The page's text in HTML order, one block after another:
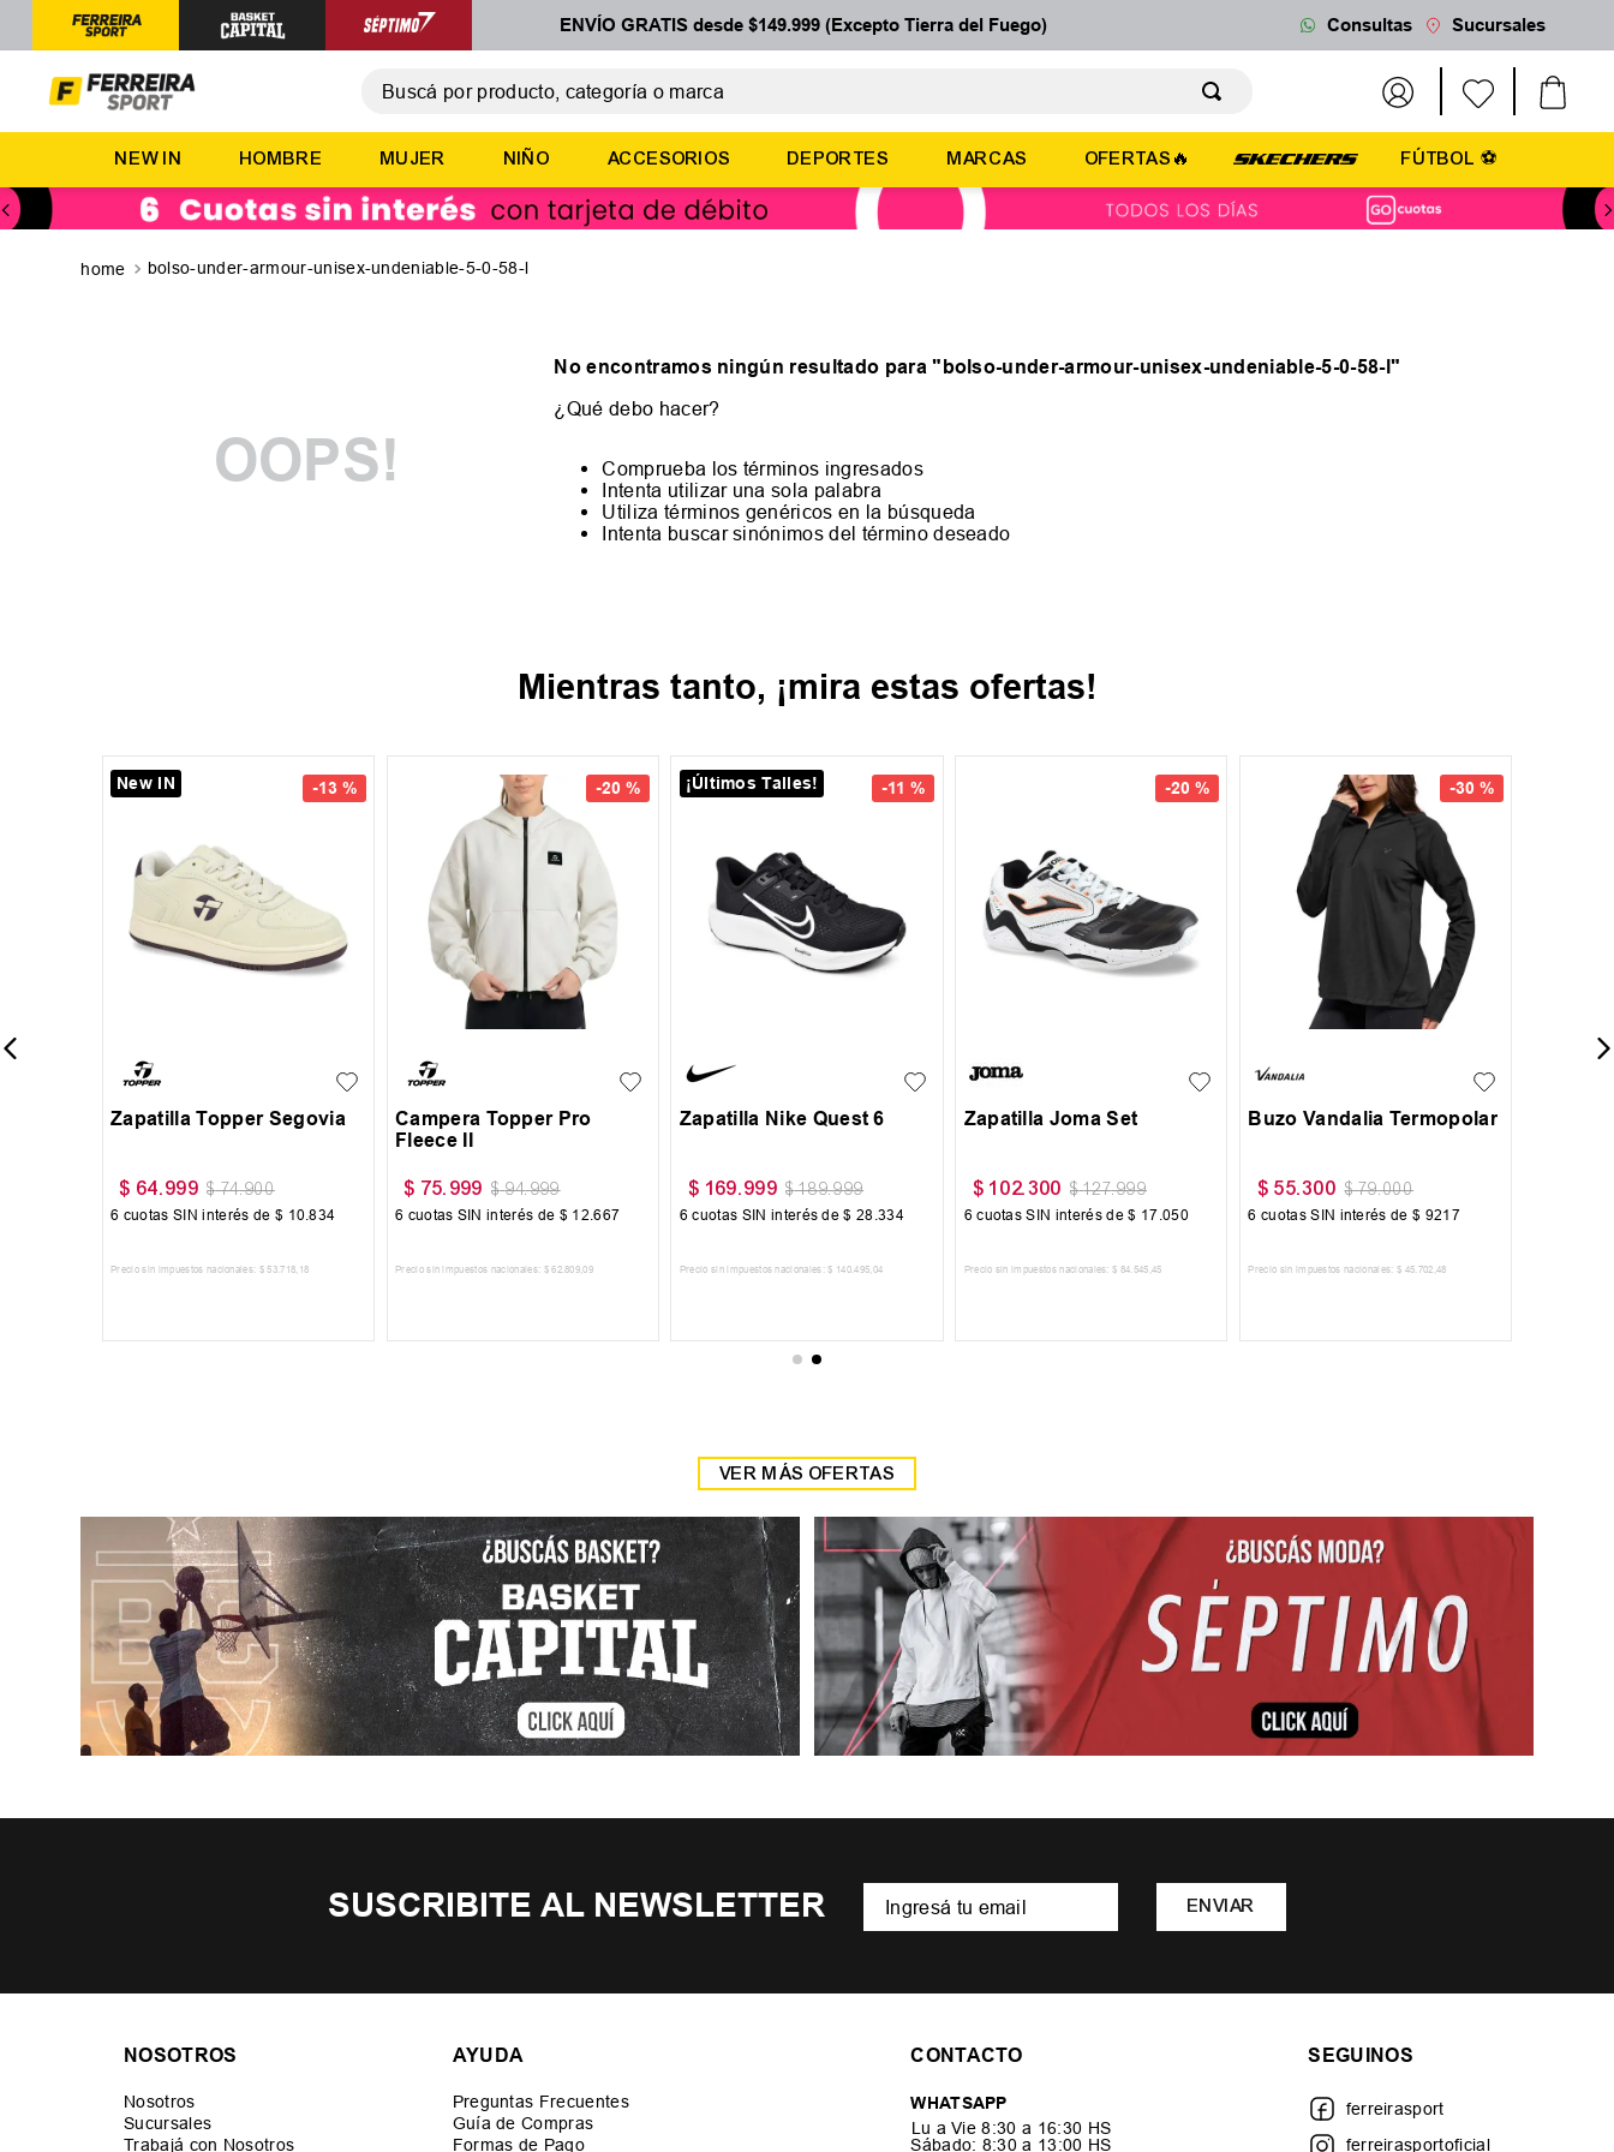
ENVÍO GRATIS desde $149.999 (Excepto Tierra del Fuego) Consultas Sucursales
NEW IN HOMBRE MUJER NIÑO ACCESORIOS DEPORTES MARCAS OFERTAS🔥 FÚTBOL ⚽
bolso-under-armour-unisex-undeniable-5-0-58-l
OOPS!
No encontramos ningún resultado para "bolso-under-armour-unisex-undeniable-5-0-58-l"
¿Qué debo hacer?
Comprueba los términos ingresados
Intenta utilizar una sola palabra
Utiliza términos genéricos en la búsqueda
Intenta buscar sinónimos del término deseado
Mientras tanto, ¡mira estas ofertas!
-13 %
New IN
39
Zapatilla Topper Segovia
$ 64.999 $ 74.900
6 cuotas SIN interés de $ 10.834
Precio sin impuestos nacionales: $ 53 .718 18
-20 %
M
Campera Topper Pro
Fleece II
$ 75. 999 $ 94.999
6 cuotas SIN interés de $ 12.667
Precio sin impuestos nacionales: $ 62.809 ,09
-11 %
¡Últimos Talles!
39.5
Zapatilla Nike Quest 6
$ 169.999 $ 189.999
6 cuotas SIN interés de$ 28.334
Precio sin impuestos nacionales: $ 140.495 04
-20 %
42.5
Zapatilla Joma Set
$ 102.300 $ 127.999
6 cuotas SIN interés de$ 17.050
Precio sin impuestos nacionales: $ 84 545 ,45
-30 %
M XXL
Buzo Vandalia Termopolar
$ 55.300 $ 79.000
6 cuotas SIN interés de$ 9217
Precio sin impuestos nacionales: $ 45 702 48
VER MÁS OFERTAS
SUSCRIBITE AL NEWSLETTER ENVIAR
NOSOTROS
Nosotros
Sucursales
Trabajá con Nosotros
AYUDA
Preguntas Frecuentes
Guía de Compras
Formas de Pago
CONTACTO
WHATSAPP
Lu a Vie 8:30 a 16:30 HS
Sábado: 8:30 a 13:00 HS
SEGUINOS
ferreirasport
ferreirasportoficial
TÉRMINOS MÁS BUSCADOS
2.
zapatillas
3.